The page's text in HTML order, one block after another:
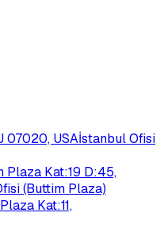
07020, USAİstanbul Ofisi
Plaza Kat:19 D:45,
(Buttim Plaza)
Kat:11,